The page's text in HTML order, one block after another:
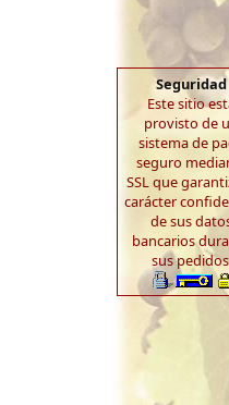
Seguridad
Este sitio
provisto de
sistema de
seguro
SSL que
carácter
de sus
bancarios
sus